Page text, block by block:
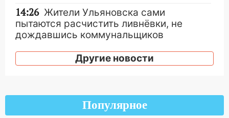
14:26 Жители Ульяновска сами
пытаются расчистить ливнёвки, не
дождавшись коммунальщиков
14:16 Шторм продолжает ломать город:
на улице Любови Шевцовой рухнул
14:14 Студента из Ульяновска обманули
мошенники под видом преподавателя
Другие новости
Популярное